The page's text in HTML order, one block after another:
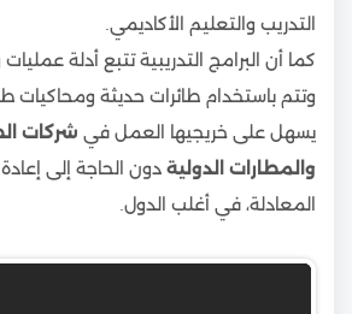
التدريب والتعليم الأكاديمي.
كما أن البرامج التدريبية تتبع أدلة
وتتم باستخدام طائرات حديثة ومحاكيات
يسهل على خريجيها العمل في شركات
والمطارات الدولية دون الحاجة إلى إعادة
المعادلة، في أغلب الدول.